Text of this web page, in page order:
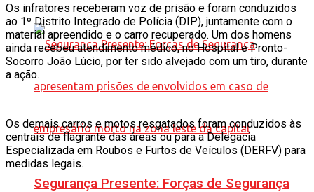
Segurança Presente: Forças de Segurança
Os infratores receberam voz de prisão e foram conduzidos
ao 1º Distrito Integrado de Polícia (DIP), juntamente com o
material apreendido e o carro recuperado. Um dos homens
ainda recebeu atendimento médico, no Hospital e Pronto-
Socorro João Lúcio, por ter sido alvejado com um tiro, durante
a ação.
Os demais carros e motos resgatados foram conduzidos às
centrais de flagrante das áreas ou para a Delegacia
Especializada em Roubos e Furtos de Veículos (DERFV) para
medidas legais.